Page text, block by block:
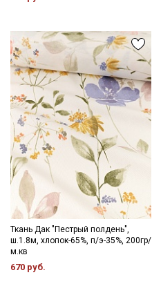
Ткань Дак "Пестрый полдень",
ш.1.8м, хлопок-65%, п/э-35%, 200гр/
м.кв
670 руб.